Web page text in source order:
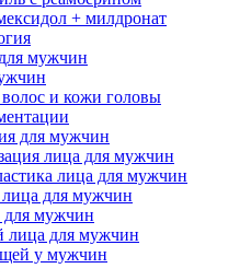
+ милдронат
мужчин
и кожи головы
для мужчин
лица для мужчин
лица для мужчин
для мужчин
мужчин
лица для мужчин
у мужчин